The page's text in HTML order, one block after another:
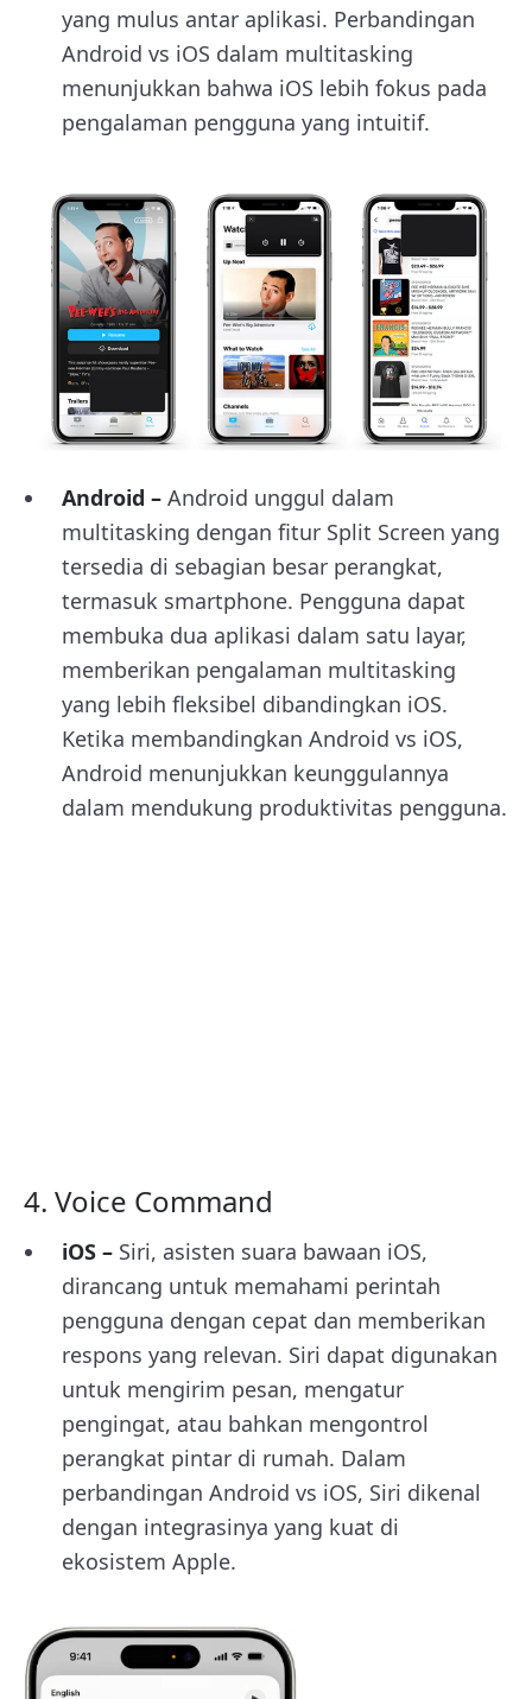
yang mulus antar aplikasi. Perbandingan
Android vs iOS dalam multitasking
menunjukkan bahwa iOS lebih fokus pada
pengalaman pengguna yang intuitif.
Android – Android unggul dalam
multitasking dengan fitur Split Screen yang
tersedia di sebagian besar perangkat,
termasuk smartphone. Pengguna dapat
membuka dua aplikasi dalam satu layar,
memberikan pengalaman multitasking
yang lebih fleksibel dibandingkan iOS.
Ketika membandingkan Android vs iOS,
Android menunjukkan keunggulannya
dalam mendukung produktivitas pengguna.
4. Voice Command
iOS – Siri, asisten suara bawaan iOS,
dirancang untuk memahami perintah
pengguna dengan cepat dan memberikan
respons yang relevan. Siri dapat digunakan
untuk mengirim pesan, mengatur
pengingat, atau bahkan mengontrol
perangkat pintar di rumah. Dalam
perbandingan Android vs iOS, Siri dikenal
dengan integrasinya yang kuat di
ekosistem Apple.